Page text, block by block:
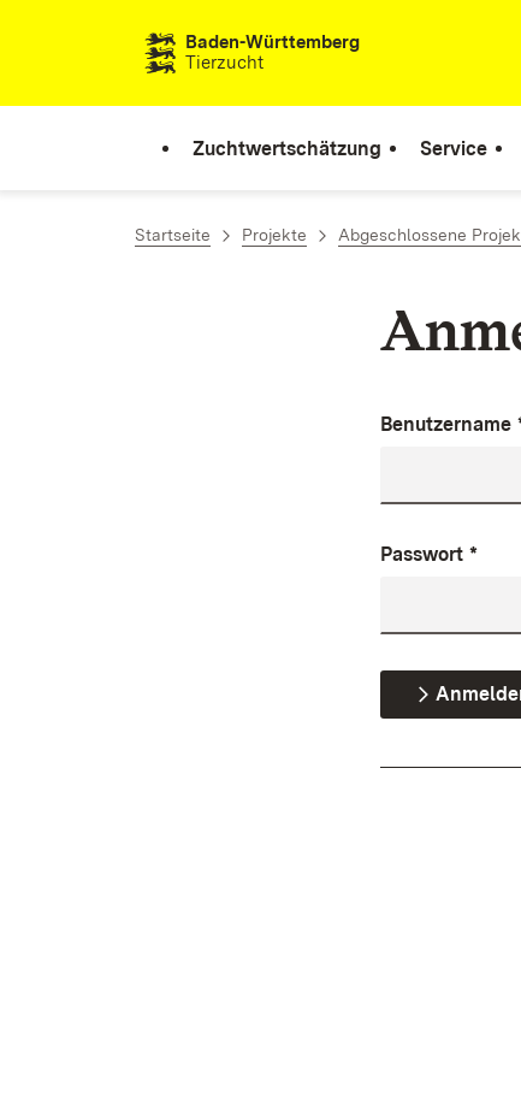
Zum Inhalt springenBaden-Württemberg
Tierzucht
Zuchtwertschätzung Service
Startseite Projekte Abgeschlossene
Benutzername
Passwort *